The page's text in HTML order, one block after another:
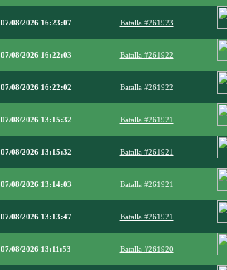
07/08/2026 16:23:07
Batalla #261923
07/08/2026 16:22:03
Batalla #261922
07/08/2026 16:22:02
Batalla #261922
07/08/2026 13:15:32
Batalla #261921
07/08/2026 13:15:32
Batalla #261921
07/08/2026 13:14:03
Batalla #261921
07/08/2026 13:13:47
Batalla #261921
07/08/2026 13:11:53
Batalla #261920